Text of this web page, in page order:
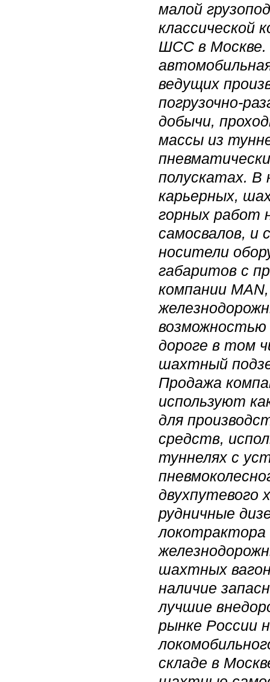
малой
классической
ШСС в Москве.
ведущих
погрузочно-
добычи,
массы из
полускатах. В
карьерных,
горных работ
самосвалов, и
носители
габаритов с
компании
возможностью
дороге в том
шахтный
Продажа
используют
для
средств,
туннелях с
двухпутевого
рудничные
локотрактора
шахтных
наличие
лучшие
рынке России
складе в